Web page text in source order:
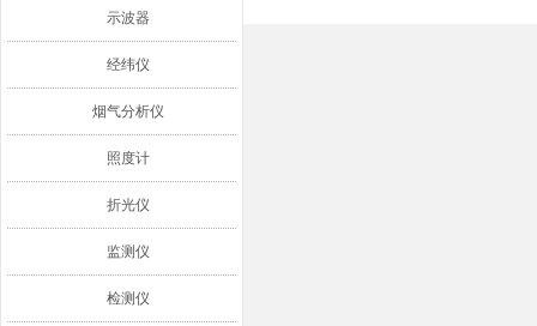
示波器
经纬仪
烟气分析仪
照度计
折光仪
监测仪
检测仪